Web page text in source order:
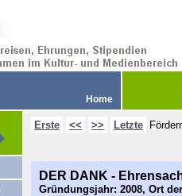
Home
Erste << >> Letzte
DER DANK -
Gründungsjahr: 2008, Ort